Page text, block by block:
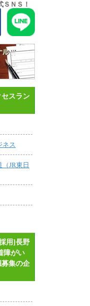
ＳＮＳ！
スラン
ネス
JR東日
用]長野
障がい
集の企